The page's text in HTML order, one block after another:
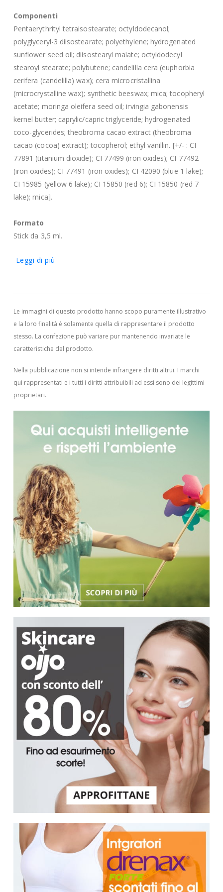
Componenti
Pentaerythrityl tetraisostearate; octyldodecanol;
polyglyceryl-3 diisostearate; polyethylene; hydrogenated
sunflower seed oil; diisostearyl malate; octyldodecyl
stearoyl stearate; polybutene; candelilla cera (euphorbia
cerifera (candelilla) wax); cera microcristallina
(microcrystalline wax); synthetic beeswax; mica; tocopheryl
acetate; moringa oleifera seed oil; irvingia gabonensis
kernel butter; caprylic/capric triglyceride; hydrogenated
coco-glycerides; theobroma cacao extract (theobroma
cacao (cocoa) extract); tocopherol; ethyl vanillin. [+/- : CI
77891 (titanium dioxide); CI 77499 (iron oxides); CI 77492
(iron oxides); CI 77491 (iron oxides); CI 42090 (blue 1 lake);
CI 15985 (yellow 6 lake); CI 15850 (red 6); CI 15850 (red 7
lake); mica].
Formato
Stick da 3,5 ml.
Leggi di più
Le immagini di questo prodotto hanno scopo puramente illustrativo
e la loro finalità è solamente quella di rappresentare il prodotto
stesso. La confezione può variare pur mantenendo invariate le
caratteristiche del prodotto.
Nella pubblicazione non si intende infrangere diritti altrui. I marchi
qui rappresentati e i tutti i diritti attribuibili ad essi sono dei legittimi
proprietari.